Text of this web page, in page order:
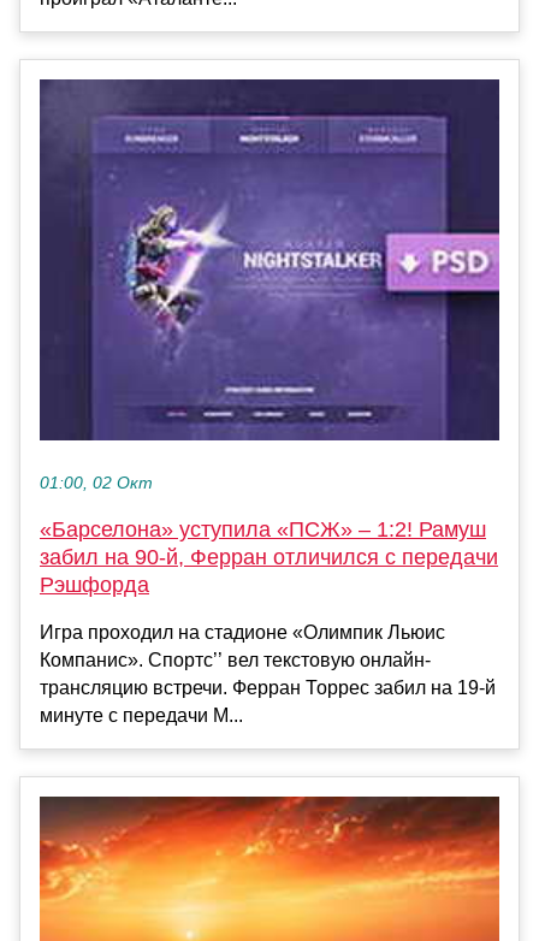
01:00, 02 Окт
«Барселона» уступила «ПСЖ» – 1:2! Рамуш
забил на 90-й, Ферран отличился с передачи
Рэшфорда
Игра проходил на стадионе «Олимпик Льюис
Компанис». Спортс’’ вел текстовую онлайн-
трансляцию встречи. Ферран Торрес забил на 19-й
минуте с передачи М...